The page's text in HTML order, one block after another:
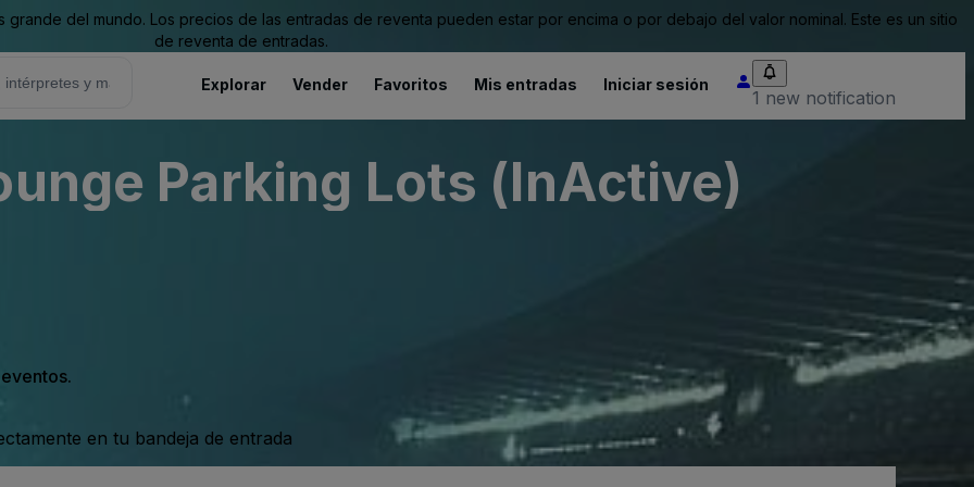
del mundo. Los precios de las entradas de reventa pueden estar por encima o por debajo del valor nominal. Este es un sitio
de reventa de entradas.
Explorar Vender Favoritos Mis entradas Iniciar sesión
1 new notification
Parking Lots (InActive)
en tu bandeja de entrada